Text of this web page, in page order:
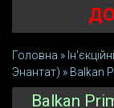
Головна »
Энантат) » Balkan
Balkan